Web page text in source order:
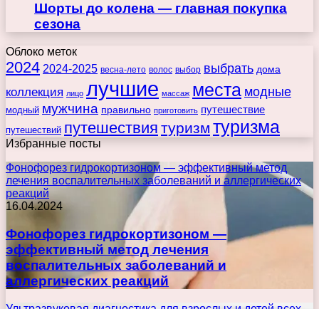
Шорты до колена — главная покупка
сезона
Облоко меток
2024 2024-2025 весна-лето волос выбор выбрать дома
коллекция лицо лучшие массаж места модные
модный мужчина правильно приготовить путешествие
путешествий путешествия туризм туризма
Избранные посты
Фонофорез гидрокортизоном — эффективный метод
лечения воспалительных заболеваний и аллергических
реакций
16.04.2024
Фонофорез гидрокортизоном —
эффективный метод лечения
воспалительных заболеваний и
аллергических реакций